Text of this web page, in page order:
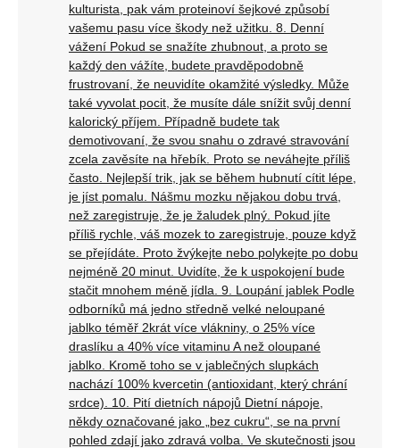
kulturista, pak vám proteinoví šejkové způsobí
vašemu pasu více škody než užitku. 8. Denní
vážení Pokud se snažíte zhubnout, a proto se
každý den vážíte, budete pravděpodobně
frustrovaní, že neuvidíte okamžité výsledky. Může
také vyvolat pocit, že musíte dále snížit svůj denní
kalorický příjem. Případně budete tak
demotivovaní, že svou snahu o zdravé stravování
zcela zavěsíte na hřebík. Proto se neváhejte příliš
často. Nejlepší trik, jak se během hubnutí cítit lépe,
je jíst pomalu. Nášmu mozku nějakou dobu trvá,
než zaregistruje, že je žaludek plný. Pokud jíte
příliš rychle, váš mozek to zaregistruje, pouze když
se přejídáte. Proto žvýkejte nebo polykejte po dobu
nejméně 20 minut. Uvidíte, že k uspokojení bude
stačit mnohem méně jídla. 9. Loupání jablek Podle
odborníků má jedno středně velké neloupané
jablko téměř 2krát více vlákniny, o 25% více
draslíku a 40% více vitaminu A než oloupané
jablko. Kromě toho se v jablečných slupkách
nachází 100% kvercetin (antioxidant, který chrání
srdce). 10. Pití dietních nápojů Dietní nápoje,
někdy označované jako „bez cukru“, se na první
pohled zdají jako zdravá volba. Ve skutečnosti jsou